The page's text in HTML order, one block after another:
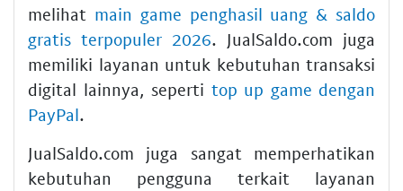
melihat main game penghasil uang & saldo
gratis terpopuler 2026. JualSaldo.com juga
memiliki layanan untuk kebutuhan transaksi
digital lainnya, seperti top up game dengan
PayPal.
JualSaldo.com juga sangat memperhatikan
kebutuhan pengguna terkait layanan